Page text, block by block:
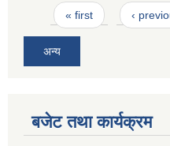
Pages
« first ‹
अन्य
बजेट तथा कार्यक्रम